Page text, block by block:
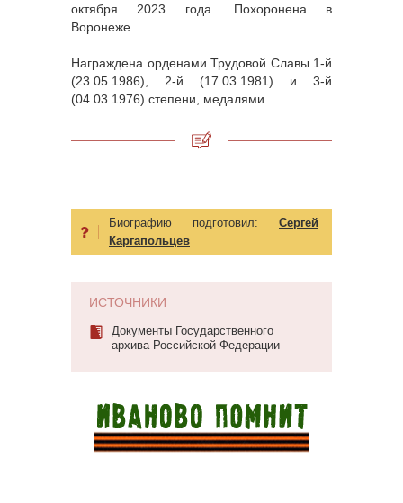
октября 2023 года. Похоронена в
Воронеже.
Награждена орденами Трудовой Славы 1-й
(23.05.1986), 2-й (17.03.1981) и 3-й
(04.03.1976) степени, медалями.
Биографию подготовил: Сергей
Каргапольцев
ИСТОЧНИКИ
Документы Государственного
архива Российской Федерации